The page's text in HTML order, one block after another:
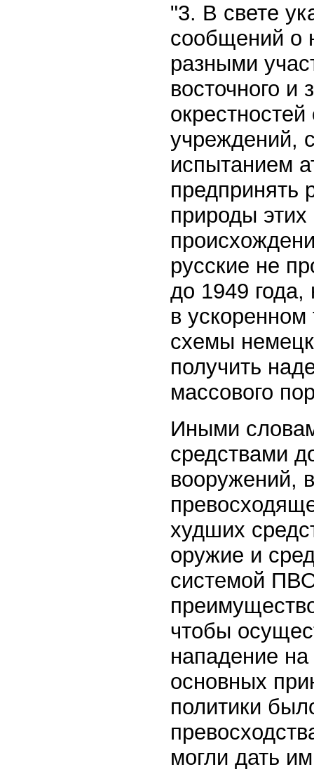
"3. В свете
сообщений о
разными
восточного и
учреждений,
испытанием
предпринять
природы
русские не
до 1949
в ускоренном
схемы
получить
массового
Иными
средствами
вооружений,
худших
оружие и
системой
чтобы
нападение
основных
политики
могли дать